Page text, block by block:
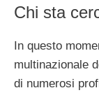
Chi sta
In questo
multinazionale
di numerosi